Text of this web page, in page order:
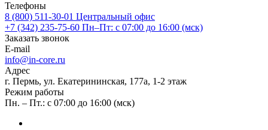
Телефоны
8 (800) 511-30-01 Центральный офис
+7 (342) 235-75-60 Пн–Пт: с 07:00 до 16:00 (мск)
Заказать звонок
E-mail
info@in-core.ru
Адрес
г. Пермь, ул. ​Екатерининская, 177а, ​1-2 этаж
Режим работы
Пн. – Пт.: с 07:00 до 16:00 (мск)